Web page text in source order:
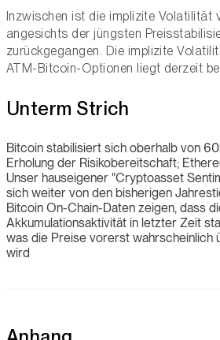
Inzwischen ist die implizite Volatilität
angesichts der jüngsten
zurückgegangen. Die implizite
ATM-Bitcoin-Optionen liegt derzeit
Unterm Strich
Bitcoin stabilisiert sich oberhalb von
Erholung der Risikobereitschaft;
Unser hauseigener "Cryptoasset
sich weiter von den bisherigen
Bitcoin On-Chain-Daten zeigen, dass
Akkumulationsaktivität in letzter Zeit
was die Preise vorerst wahrscheinlich
wird